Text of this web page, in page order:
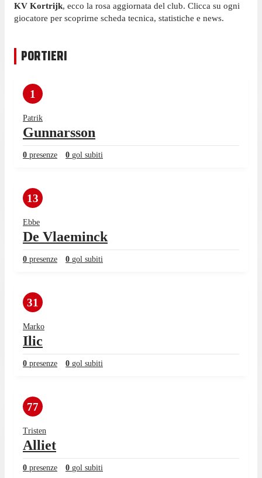
KV Kortrijk, ecco la rosa aggiornata del club. Clicca su ogni
giocatore per scoprirne scheda tecnica, statistiche e news.
PORTIERI
1
Patrik
Gunnarsson
0 presenze 0 gol subiti
13
Ebbe
De Vlaeminck
0 presenze 0 gol subiti
31
Marko
Ilic
0 presenze 0 gol subiti
77
Tristen
Alliet
0 presenze 0 gol subiti